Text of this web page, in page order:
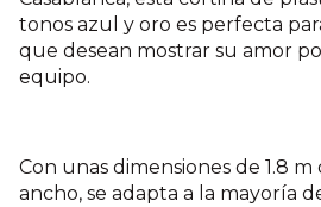
tonos azul y oro es perfecta
que desean mostrar su amor
equipo.
Con unas dimensiones de 1.8 m
ancho, se adapta a la mayoría